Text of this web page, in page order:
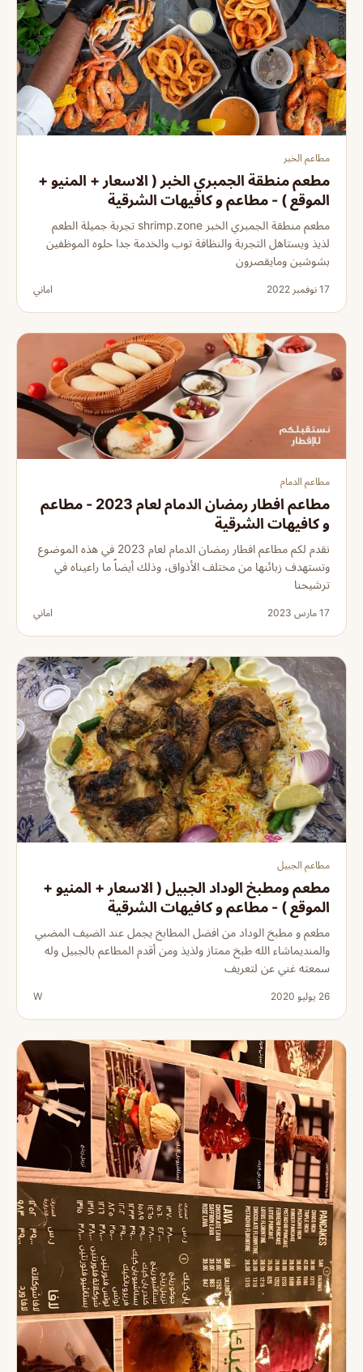
مطاعم الخبر
مطعم منطقة الجمبري الخبر ( الاسعار + المنيو +
الموقع ) - مطاعم و كافيهات الشرقية
مطعم منطقة الجمبري الخبر shrimp.zone تجربة جميلة الطعم
لذيذ ويستاهل التجربة والنظافة توب والخدمة جدا حلوه الموظفين
بشوشين ومايقصرون
17 نوفمبر 2022 اماني
مطاعم الدمام
مطاعم افطار رمضان الدمام لعام 2023 - مطاعم
و كافيهات الشرقية
نقدم لكم مطاعم افطار رمضان الدمام لعام 2023 في هذه الموضوع
وتستهدف زبائنها من مختلف الأذواق، وذلك أيضاً ما راعيناه في
ترشيحنا
17 مارس 2023 اماني
مطاعم الجبيل
مطعم ومطبخ الوداد الجبيل ( الاسعار + المنيو +
الموقع ) - مطاعم و كافيهات الشرقية
مطعم و مطبخ الوداد من افضل المطابخ يجمل عند الضيف المضبي
والمنديماشاء الله طبخ ممتاز ولذيذ ومن أقدم المطاعم بالجبيل وله
سمعته غني عن لتعريف
26 يوليو 2020 W